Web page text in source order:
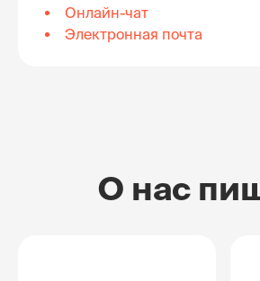
Онлайн-чат
Электронная почта
О нас